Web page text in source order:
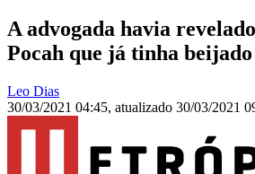
A advogada havia
Pocah que já tinha
Leo Dias
30/03/2021 04:45, atualizado 30/03/2021